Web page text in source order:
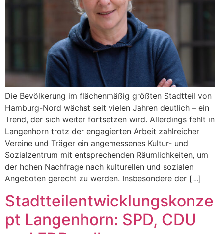
Die Bevölkerung im flächenmäßig größten Stadtteil von
Hamburg-Nord wächst seit vielen Jahren deutlich – ein
Trend, der sich weiter fortsetzen wird. Allerdings fehlt in
Langenhorn trotz der engagierten Arbeit zahlreicher
Vereine und Träger ein angemessenes Kultur- und
Sozialzentrum mit entsprechenden Räumlichkeiten, um
der hohen Nachfrage nach kulturellen und sozialen
Angeboten gerecht zu werden. Insbesondere der […]
Stadtteilentwicklungskonze
pt Langenhorn: SPD, CDU